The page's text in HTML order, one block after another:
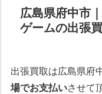
広島県府中市
ゲームの出張
出張買取は広島県府
場でお支払いさせて